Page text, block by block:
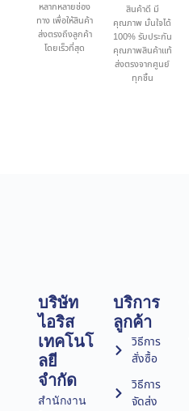
หลากหลายช่อง
ทาง เพื่อให้สินค้า
ส่งตรงถึงลูกค้า
โดยเร็วที่สุด
สินค้าดี มี
คุณภาพ มั่นใจได้
100% รับประกัน
คุณภาพสินค้าแท้
ส่งตรงจากศูนย์
ทุกชิ้น
บริษัท
ไอริส
เทคโนโ
ลยี
จำกัด
สำนักงาน
บริการ
ลูกค้า
วิธีการ
สั่งซื้อ
วิธีการ
จัดส่ง